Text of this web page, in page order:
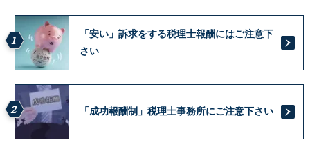
1
「安い」訴求をする税理士報酬にはご注意下
さい
2 「成功報酬制」税理士事務所にご注意下さい